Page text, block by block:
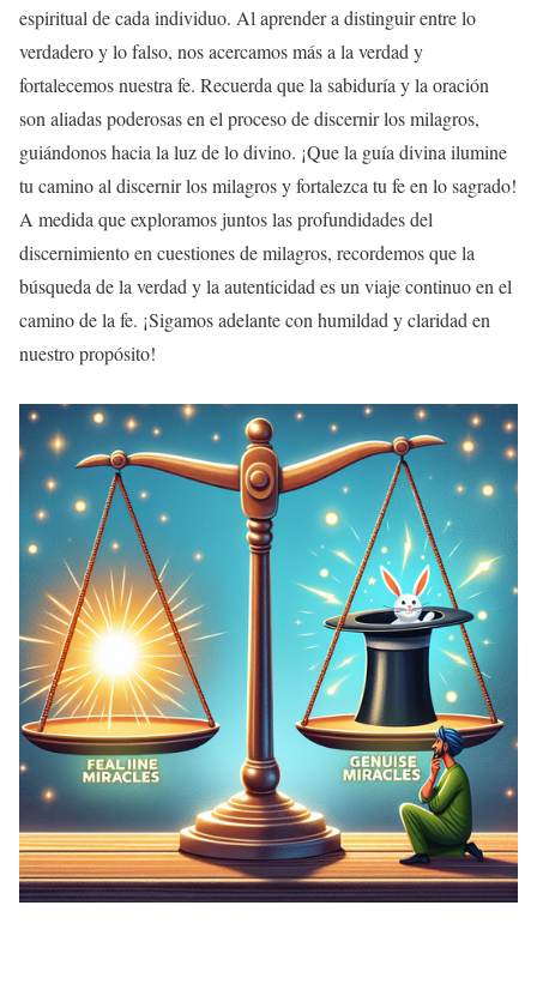
espiritual de cada individuo. Al aprender a distinguir entre lo
verdadero y lo falso, nos acercamos más a la verdad y
fortalecemos nuestra fe. Recuerda que la sabiduría y la oración
son aliadas poderosas en el proceso de discernir los milagros,
guiándonos hacia la luz de lo divino. ¡Que la guía divina ilumine
tu camino al discernir los milagros y fortalezca tu fe en lo sagrado!
A medida que exploramos juntos las profundidades del
discernimiento en cuestiones de milagros, recordemos que la
búsqueda de la verdad y la autenticidad es un viaje continuo en el
camino de la fe. ¡Sigamos adelante con humildad y claridad en
nuestro propósito!